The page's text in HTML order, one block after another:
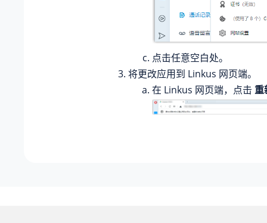
点击任意空白处。
将更改应用到 Linkus 网页端。
在 Linkus 网页端，点击 重